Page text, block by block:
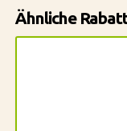
Ähnliche